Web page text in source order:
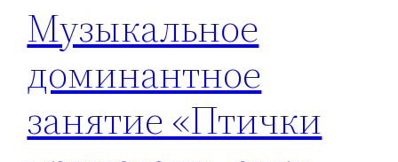
Музыкальное
доминантное
занятие «Птички